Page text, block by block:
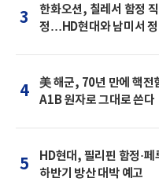
3
한화오션, 칠레서 함정
정…HD현대와 남미서
4
美 해군, 70년 만에 핵
A1B 원자로 그대로 쓴다
5
HD현대, 필리핀 함정·
하반기 방산 대박 예고